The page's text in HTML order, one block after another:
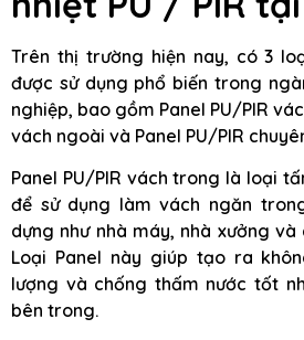
Trên thị trường hiện nay, có 3
được sử dụng phổ biến trong
nghiệp, bao gồm Panel PU/PIR
vách ngoài và Panel PU/PIR
Panel PU/PIR vách trong là loại
để sử dụng làm vách ngăn
dựng như nhà máy, nhà xưởng
Loại Panel này giúp tạo ra
lượng và chống thấm nước tốt
bên trong.